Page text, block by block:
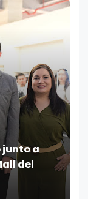
junto a
del